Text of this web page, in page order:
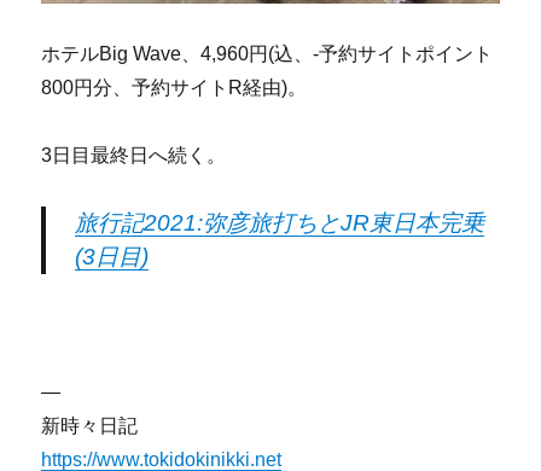
ホテルBig Wave、4,960円(込、-予約サイトポイント
800円分、予約サイトR経由)。
3日目最終日へ続く。
旅行記2021:弥彦旅打ちとJR東日本完乗
(3日目)
—
新時々日記
https://www.tokidokinikki.net